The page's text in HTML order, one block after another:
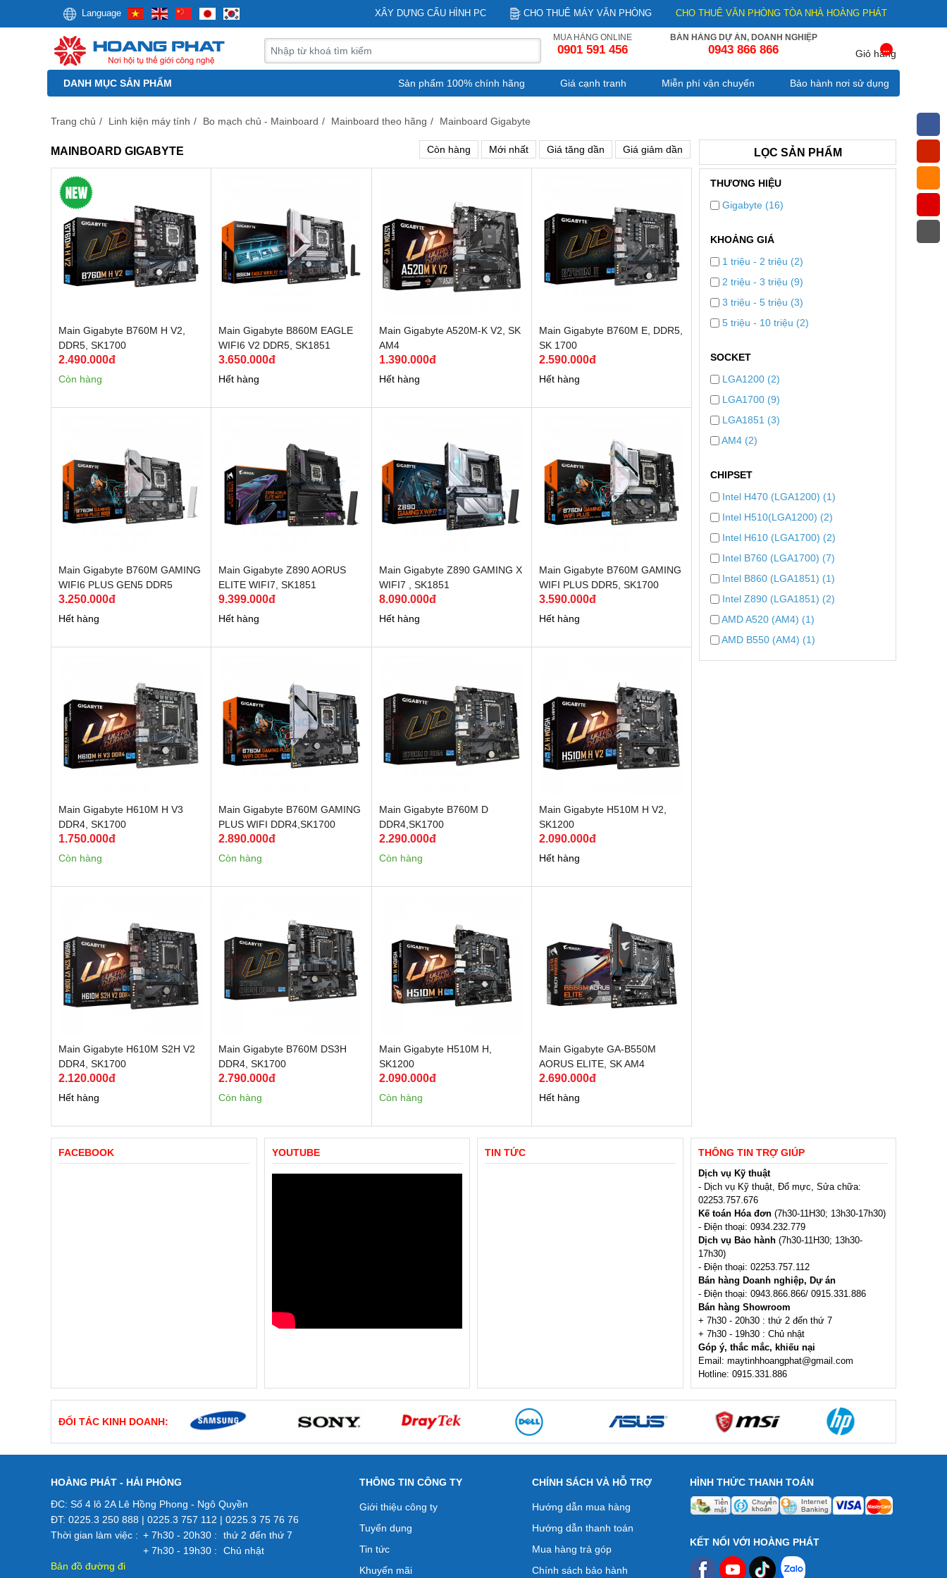
Language XÂY DỰNG CẤU HÌNH PC CHO THUÊ MÁY VĂN PHÒNG CHO THUÊ VĂN PHÒNG TÒA NHÀ HOÀNG PHÁT
MUA HÀNG ONLINE
0901 591 456
BÁN HÀNG DỰ ÁN, DOANH NGHIỆP
0943 866 866 ...
Giỏ hàng
DANH MỤC SẢN PHẨM Sản phẩm 100% chính hãng Giá cạnh tranh Miễn phí vận chuyển Bảo hành nơi sử dụng
Trang chủ / Linh kiện máy tính / Bo mạch chủ - Mainboard / Mainboard theo hãng / Mainboard Gigabyte
LỌC SẢN PHẨM
THƯƠNG HIỆU
Gigabyte (16)
KHOẢNG GIÁ
1 triệu - 2 triệu (2)
2 triệu - 3 triệu (9)
3 triệu - 5 triệu (3)
5 triệu - 10 triệu (2)
SOCKET
LGA1200 (2)
LGA1700 (9)
LGA1851 (3)
AM4 (2)
CHIPSET
Intel H470 (LGA1200) (1)
Intel H510(LGA1200) (2)
Intel H610 (LGA1700) (2)
Intel B760 (LGA1700) (7)
Intel B860 (LGA1851) (1)
Intel Z890 (LGA1851) (2)
AMD A520 (AM4) (1)
AMD B550 (AM4) (1)
MAINBOARD GIGABYTE Còn hàng Mới nhất Giá tăng dần Giá giảm dần
Main Gigabyte B760M H V2,
DDR5, SK1700
2.490.000đ
Còn hàng
Main Gigabyte B860M EAGLE
WIFI6 V2 DDR5, SK1851
3.650.000đ
Hết hàng
Main Gigabyte A520M-K V2, SK
AM4
1.390.000đ
Hết hàng
Main Gigabyte B760M E, DDR5,
SK 1700
2.590.000đ
Hết hàng
Main Gigabyte B760M GAMING
WIFI6 PLUS GEN5 DDR5
(Bluetooth), SK 1700
3.250.000đ
Hết hàng
Main Gigabyte Z890 AORUS
ELITE WIFI7, SK1851
9.399.000đ
Hết hàng
Main Gigabyte Z890 GAMING X
WIFI7 , SK1851
8.090.000đ
Hết hàng
Main Gigabyte B760M GAMING
WIFI PLUS DDR5, SK1700
3.590.000đ
Hết hàng
Main Gigabyte H610M H V3
DDR4, SK1700
1.750.000đ
Còn hàng
Main Gigabyte B760M GAMING
PLUS WIFI DDR4,SK1700
2.890.000đ
Còn hàng
Main Gigabyte B760M D
DDR4,SK1700
2.290.000đ
Còn hàng
Main Gigabyte H510M H V2,
SK1200
2.090.000đ
Hết hàng
Main Gigabyte H610M S2H V2
DDR4, SK1700
2.120.000đ
Hết hàng
Main Gigabyte B760M DS3H
DDR4, SK1700
2.790.000đ
Còn hàng
Main Gigabyte H510M H,
SK1200
2.090.000đ
Còn hàng
Main Gigabyte GA-B550M
AORUS ELITE, SK AM4
2.690.000đ
Hết hàng
FACEBOOK YOUTUBE TIN TỨC THÔNG TIN TRỢ GIÚP
Dịch vụ Kỹ thuật
- Dịch vụ Kỹ thuật, Đổ mực, Sửa chữa:
02253.757.676
Kế toán Hóa đơn (7h30-11H30; 13h30-17h30)
- Điện thoại: 0934.232.779
Dịch vụ Bảo hành(7h30-11H30; 13h30-
17h30)
- Điện thoại: 02253.757.112
Bán hàng Doanh nghiệp, Dự án
- Điện thoại: 0943.866.866/ 0915.331.886
Bán hàng Showroom
+ 7h30 - 20h30 : thứ 2 đến thứ 7
+ 7h30 - 19h30 : Chủ nhật
Góp ý, thắc mắc, khiếu nại
Email: maytinhhoangphat@gmail.com
Hotline: 0915.331.886
ĐỐI TÁC KINH DOANH:
HOÀNG PHÁT - HẢI PHÒNG
ĐC: Số 4 lô 2A Lê Hồng Phong - Ngô Quyền
ĐT: 0225.3 250 888 | 0225.3 757 112 | 0225.3 75 76 76
Thời gian làm việc : + 7h30 - 20h30 :
thứ 2 đến thứ 7
+ 7h30 - 19h30 :
Chủ nhật
Bản đồ đường đi
THÔNG TIN CÔNG TY
Giới thiệu công ty
Tuyển dụng
Tin tức
Khuyến mãi
CHÍNH SÁCH VÀ HỖ TRỢ
Hướng dẫn mua hàng
Hướng dẫn thanh toán
Mua hàng trả góp
Chính sách bảo hành
HÌNH THỨC THANH TOÁN
KẾT NỐI VỚI HOÀNG PHÁT